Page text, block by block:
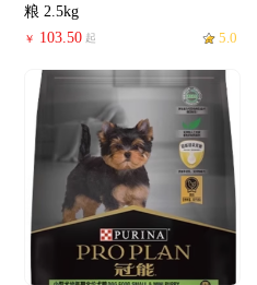
粮 2.5kg
￥ 103.50 起 5.0